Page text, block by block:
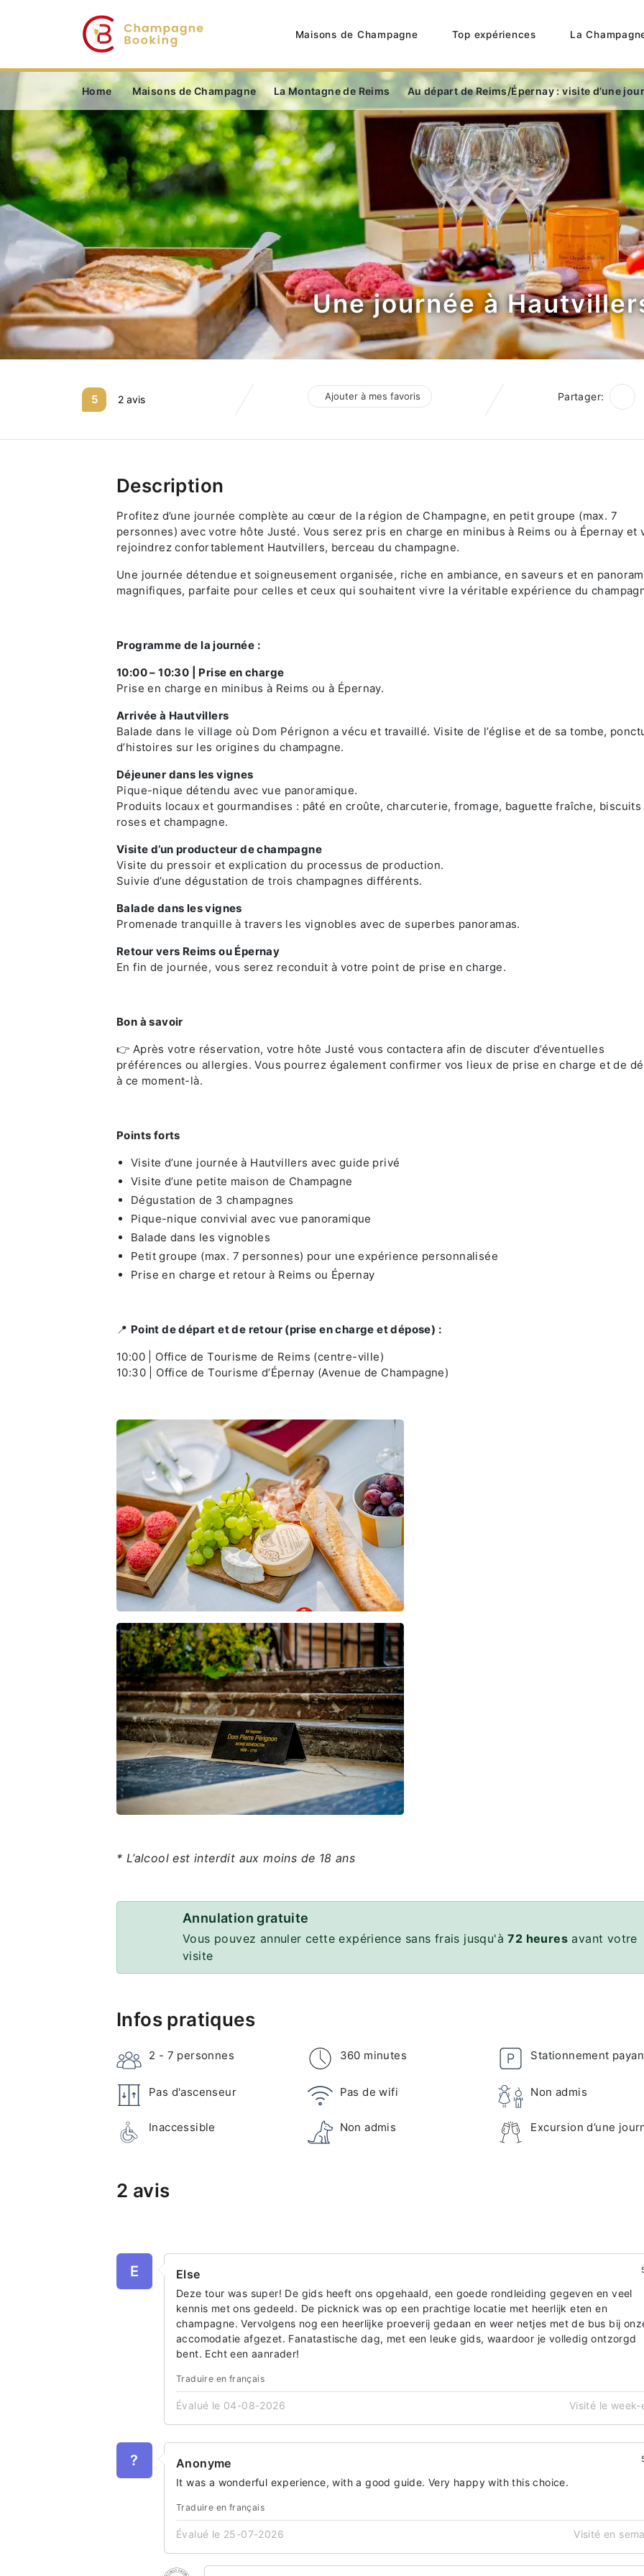
Maisons de Champagne Top expériences La
Home Maisons de Champagne La Montagne de Reims Au départ de Reims/Épernay : visite d’une
Une journée à
5 2 avis Ajouter à mes favoris Partager:
Description
Profitez d’une journée complète au cœur de la région de Champagne, en petit groupe (max. 7
personnes) avec votre hôte Justé. Vous serez pris en charge en minibus à Reims ou à Épernay et
rejoindrez confortablement Hautvillers, berceau du champagne.
Une journée détendue et soigneusement organisée, riche en ambiance, en saveurs et en
magnifiques, parfaite pour celles et ceux qui souhaitent vivre la véritable expérience du
Programme de la journée :
10:00 – 10:30 | Prise en charge
Prise en charge en minibus à Reims ou à Épernay.
Arrivée à Hautvillers
Balade dans le village où Dom Pérignon a vécu et travaillé. Visite de l’église et de sa tombe,
d’histoires sur les origines du champagne.
Déjeuner dans les vignes
Pique-nique détendu avec vue panoramique.
Produits locaux et gourmandises : pâté en croûte, charcuterie, fromage, baguette fraîche, biscuits
roses et champagne.
Visite d’un producteur de champagne
Visite du pressoir et explication du processus de production.
Suivie d’une dégustation de trois champagnes différents.
Balade dans les vignes
Promenade tranquille à travers les vignobles avec de superbes panoramas.
Retour vers Reims ou Épernay
En fin de journée, vous serez reconduit à votre point de prise en charge.
Bon à savoir
👉 Après votre réservation, votre hôte Justé vous contactera afin de discuter d’éventuelles
préférences ou allergies. Vous pourrez également confirmer vos lieux de prise en charge et de
à ce moment-là.
Points forts
Visite d’une journée à Hautvillers avec guide privé
Visite d’une petite maison de Champagne
Dégustation de 3 champagnes
Pique-nique convivial avec vue panoramique
Balade dans les vignobles
Petit groupe (max. 7 personnes) pour une expérience personnalisée
Prise en charge et retour à Reims ou Épernay
📍 Point de départ et de retour (prise en charge et dépose) :
10:00 | Office de Tourisme de Reims (centre-ville)
10:30 | Office de Tourisme d’Épernay (Avenue de Champagne)
* L’alcool est interdit aux moins de 18 ans
Annulation gratuite
Vous pouvez annuler cette expérience sans frais jusqu'à72 heuresavant votre
visite
Infos pratiques
2 - 7 personnes 360 minutes Stationnement
Pas d'ascenseur Pas de wifi Non admis
Inaccessible Non admis Excursion d’une
2 avis
E Else
Deze tour was super! De gids heeft ons opgehaald, een goede rondleiding gegeven en veel
kennis met ons gedeeld. De picknick was op een prachtige locatie met heerlijk eten en
champagne. Vervolgens nog een heerlijke proeverij gedaan en weer netjes met de bus bij
accomodatie afgezet. Fanatastische dag, met een leuke gids, waardoor je volledig ontzorgd
bent. Echt een aanrader!
Traduire en français
Évalué le 04-08-2026 Visité le week-
? Anonyme
It was a wonderful experience, with a good guide. Very happy with this choice.
Traduire en français
Évalué le 25-07-2026 Visité en